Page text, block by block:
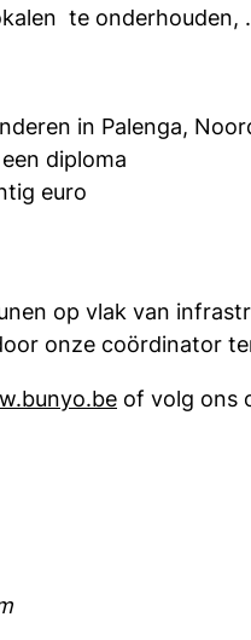
te onderhouden,
in Palenga,
diploma
euro
op vlak van
onze coördinator
of volg ons